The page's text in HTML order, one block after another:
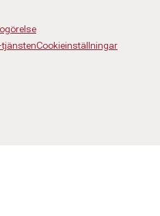
tjänstenCookieinställningar